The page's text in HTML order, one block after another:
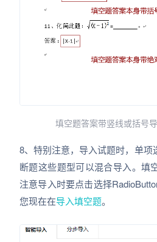
填空题答案带竖线或括号
8、特别注意，导入试题时，单项
断题这些题型可以混合导入。填
注意导入时要点击选择
您现在在导入填空题。